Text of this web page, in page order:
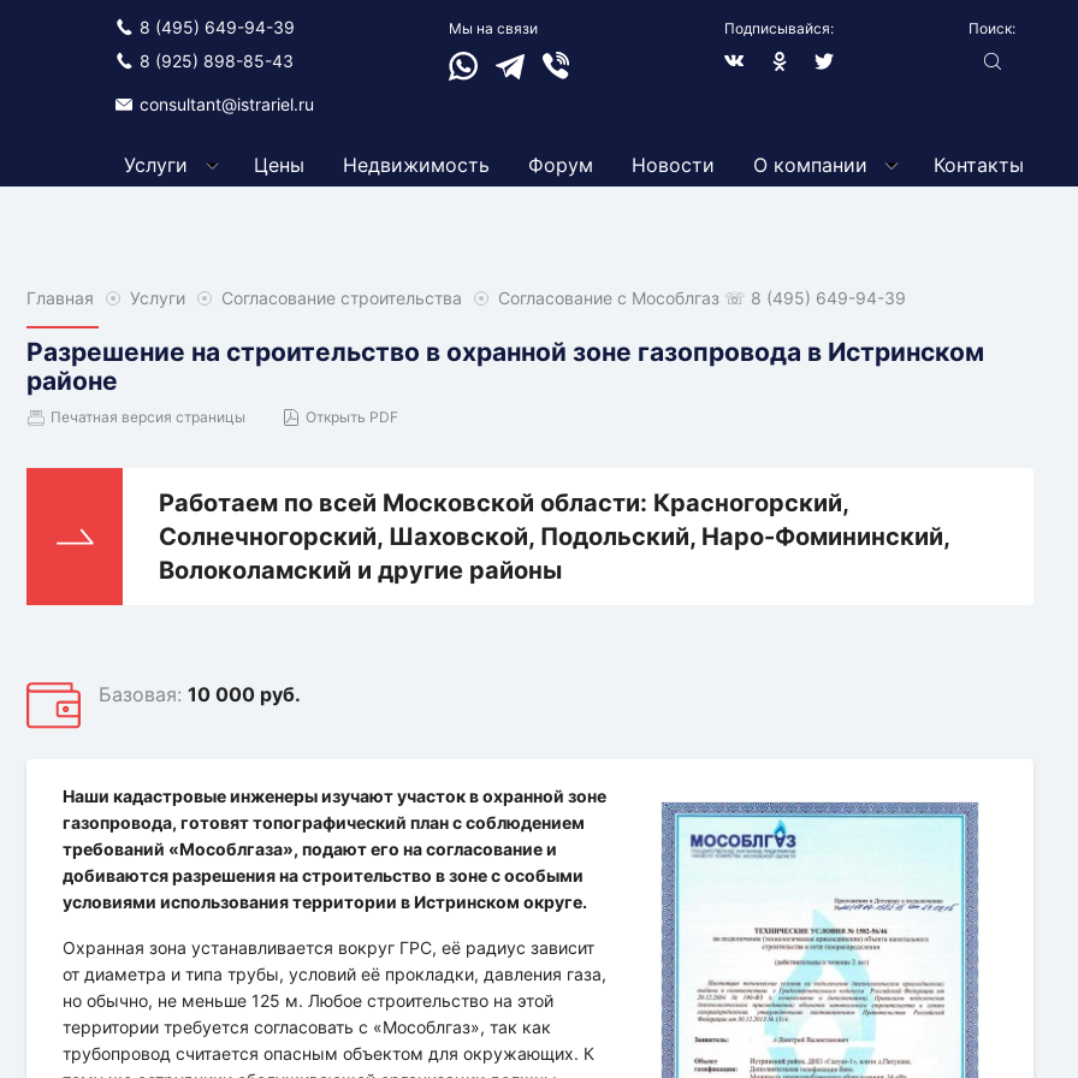
Услуги Цены Недвижимость Форум Новости О компании Контакты
8 (495) 649-94-39
8 (925) 898-85-43
consultant@istrariel.ru
Мы на связи
ВаттсапТелеграмВайбер
Подписывайся:
В
BloggerТвиттер
Поиск:
Главная Главная
Услуги УслугиСогласование строительства Согласование
Согласование с Мособлгаз ☏ 8 (495) 649-94-39
Разрешение на строительство в охранной зоне газопровода в Истринском
районе
Печатная версия страницы Открыть PDF
Базовая: 10 000 руб.
Наши кадастровые инженеры изучают участок в охранной зоне
газопровода, готовят топографический план с соблюдением
требований «Мособлгаза», подают его на согласование и
добиваются разрешения на строительство в зоне с особыми
условиями использования территории в Истринском округе.
Охранная зона устанавливается вокруг ГРС, её радиус зависит
от диаметра и типа трубы, условий её прокладки, давления газа,
но обычно, не меньше 125 м. Любое строительство на этой
территории требуется согласовать с «Мособлгаз», так как
трубопровод считается опасным объектом для окружающих. К